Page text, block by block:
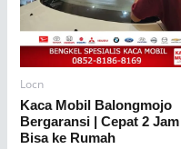
Locn
Kaca Mobil Balongmojo
Bergaransi | Cepat 2 Jam |
Bisa ke Rumah